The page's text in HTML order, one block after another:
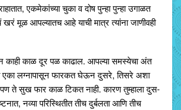
एकमेकांच्या चुका व दोष पुन्हा पुन्हा उगाळत
मूळ आपल्यातच आहे याची मात्र त्यांना जाणीवही
काही काळ दूर पळ काढाल. आपल्या समस्येचा अंत
एका लग्नापासून फारकत घेऊन दुसरे, तिसरे अशा
पण ते सुख फार काळ टिकत नाही. कारण तुम्हाला दुस-
नव्या परिस्थितीत तीच दुर्बलता आणि तीच